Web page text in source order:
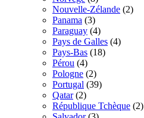
Nouvelle-Zélande (2)
Panama (3)
Paraguay (4)
Pays de Galles (4)
Pays-Bas (18)
Pérou (4)
Pologne (2)
Portugal (39)
Qatar (2)
République Tchèque (2)